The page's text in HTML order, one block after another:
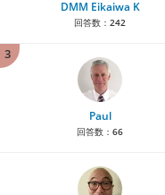
DMM Eikaiwa K
回答数： 242
3
Paul
回答数： 66